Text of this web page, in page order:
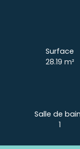
Surface
28.19 m²
Salle de
1